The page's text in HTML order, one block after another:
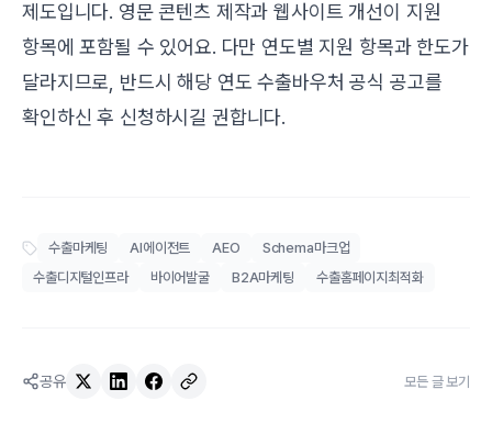
제도입니다. 영문 콘텐츠 제작과 웹사이트 개선이 지원
항목에 포함될 수 있어요. 다만 연도별 지원 항목과 한도가
달라지므로, 반드시 해당 연도수출바우처 공식 공고를
확인하신 후 신청하시길 권합니다.
수출마케팅 AI에이전트 AEO
Schema마크업
수출디지털인프라
바이어발굴 B2A마케팅 수출홈페이지최적화
공유 모든 글 보기